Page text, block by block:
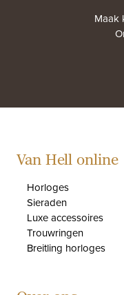
Maak
Van Hell online
Horloges
Sieraden
Luxe accessoires
Trouwringen
Breitling horloges